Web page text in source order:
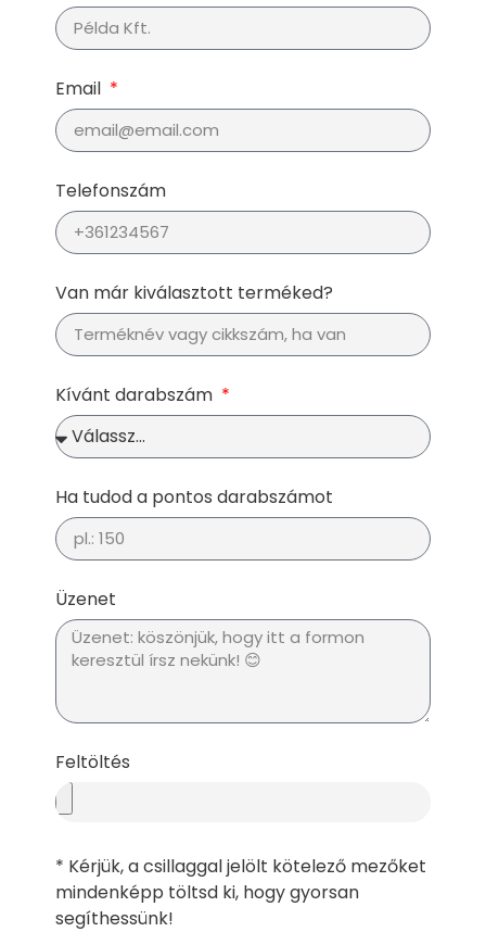
Email
Telefonszám
Van már kiválasztott terméked?
Kívánt darabszám
Ha tudod a pontos darabszámot
Üzenet
Feltöltés
* Kérjük, a csillaggal jelölt kötelező mezőket
mindenképp töltsd ki, hogy gyorsan
segíthessünk!